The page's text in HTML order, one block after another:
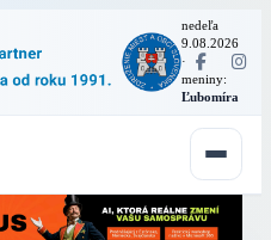
nedeľa
9.08.2026
·
meniny:
Ľubomíra